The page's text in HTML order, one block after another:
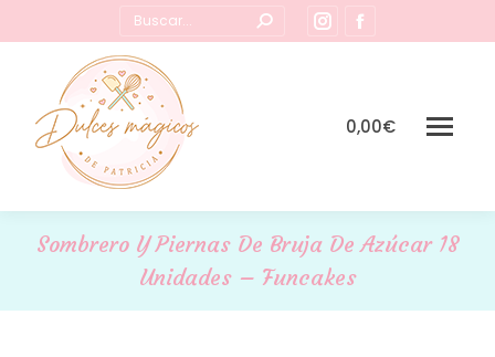
Buscar:
Instagram
page
new
page
in
0,00€
Sombrero Y Piernas De Bruja De Azúcar 18
Unidades – Funcakes